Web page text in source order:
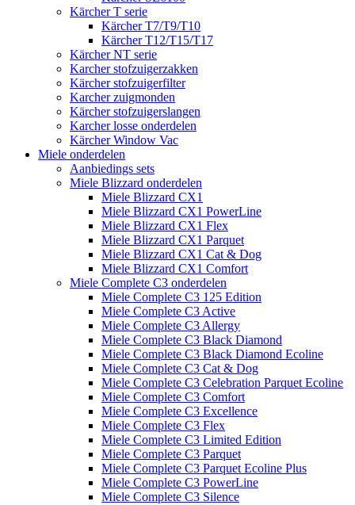
Kärcher T serie
Kärcher T7/T9/T10
Kärcher T12/T15/T17
Kärcher NT serie
Karcher stofzuigerzakken
Kärcher stofzuigerfilter
Karcher zuigmonden
Kärcher stofzuigerslangen
Karcher losse onderdelen
Kärcher Window Vac
Miele onderdelen
Aanbiedings sets
Miele Blizzard onderdelen
Miele Blizzard CX1
Miele Blizzard CX1 PowerLine
Miele Blizzard CX1 Flex
Miele Blizzard CX1 Parquet
Miele Blizzard CX1 Cat & Dog
Miele Blizzard CX1 Comfort
Miele Complete C3 onderdelen
Miele Complete C3 125 Edition
Miele Complete C3 Active
Miele Complete C3 Allergy
Miele Complete C3 Black Diamond
Miele Complete C3 Black Diamond Ecoline
Miele Complete C3 Cat & Dog
Miele Complete C3 Celebration Parquet Ecoline​
Miele Complete C3 Comfort
Miele Complete C3 Excellence
Miele Complete C3 Flex
Miele Complete C3 Limited Edition
Miele Complete C3 Parquet
Miele Complete C3 Parquet Ecoline Plus
Miele Complete C3 PowerLine
Miele Complete C3 Silence